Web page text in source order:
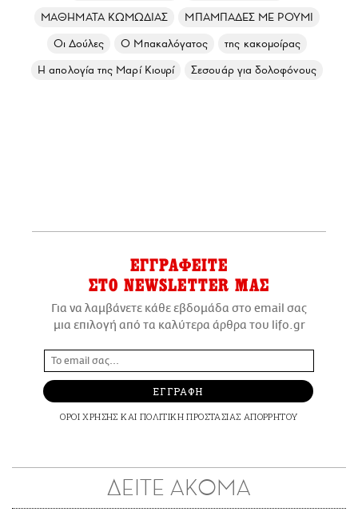
ΜΑΘΗΜΑΤΑ ΚΩΜΩΔΙΑΣ
ΜΠΑΜΠΑΔΕΣ ΜΕ ΡΟΥΜΙ
Οι Δούλες
Ο Μπακαλόγατος
της κακομοίρας
Η απολογία της Μαρί Κιουρί
Σεσουάρ για δολοφόνους
ΕΓΓΡΑΦΕΙΤΕ
ΣΤΟ NEWSLETTER ΜΑΣ
Για να λαμβάνετε κάθε εβδομάδα στο email σας
μια επιλογή από τα καλύτερα άρθρα του lifo.gr
ΕΓΓΡΑΦΗ
ΟΡΟΙ ΧΡΗΣΗΣ ΚΑΙ ΠΟΛΙΤΙΚΗ ΠΡΟΣΤΑΣΙΑΣ ΑΠΟΡΡΗΤΟΥ
ΔΕΙΤΕ ΑΚΟΜΑ